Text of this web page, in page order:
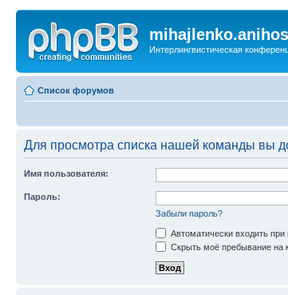
Интерлингвистическая
Список форумов
Для просмотра списка нашей команды вы
Имя пользователя:
Пароль:
Забыли пароль?
Автоматически входить
Скрыть моё пребывание на